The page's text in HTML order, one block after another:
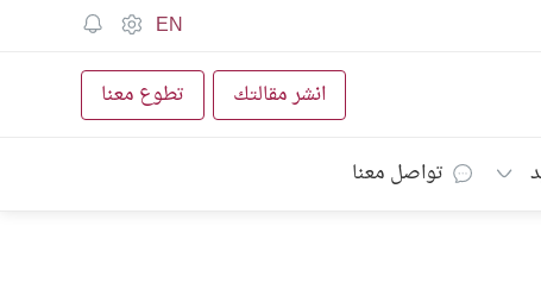
EN
انشر مقالتك تطوع معنا
تواصل معنا